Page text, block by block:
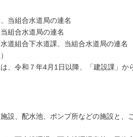
当組合水道局の連名
組合水道局の連名
水道組合下水道課、当組合水道局の連名
、令和７年4月1日以降、「建設課」か
設、配水池、ポンプ所などの施設と、